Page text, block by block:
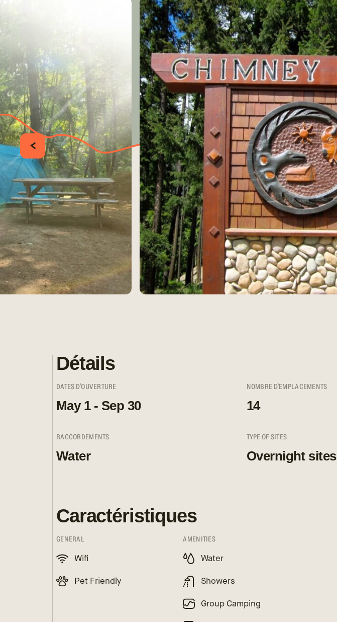
PRÉCÉDENT
Détails
DATES D'OUVERTURE
May 1 - Sep 30
NOMBRE D'EMPLACEMENTS
14
RACCORDEMENTS
Water
TYPE OF SITES
Overnight sites
Caractéristiques
GENERAL
Wifi
Pet Friendly
AMENITIES
Water
Showers
Group Camping